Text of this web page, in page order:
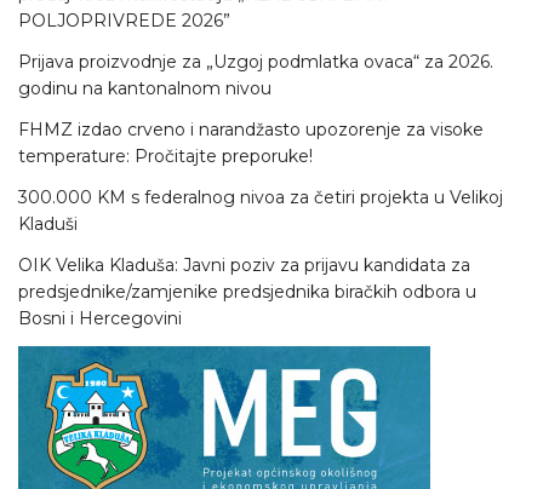
POLJOPRIVREDE 2026”
Prijava proizvodnje za „Uzgoj podmlatka ovaca“ za 2026.
godinu na kantonalnom nivou
FHMZ izdao crveno i narandžasto upozorenje za visoke
temperature: Pročitajte preporuke!
300.000 KM s federalnog nivoa za četiri projekta u Velikoj
Kladuši
OIK Velika Kladuša: Javni poziv za prijavu kandidata za
predsjednike/zamjenike predsjednika biračkih odbora u
Bosni i Hercegovini